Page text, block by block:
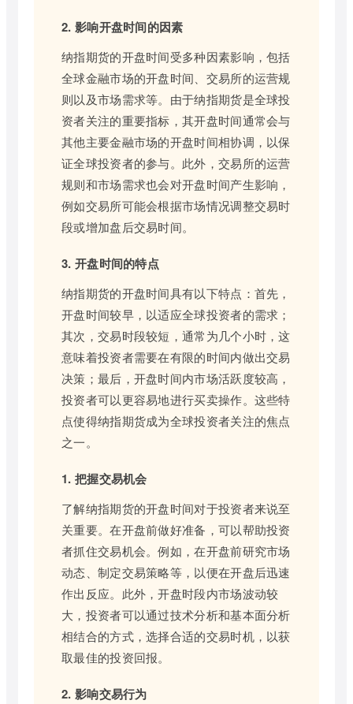
2. 影响开盘时间的因素
纳指期货的开盘时间受多种因素影响，包括
全球金融市场的开盘时间、交易所的运营规
则以及市场需求等。由于纳指期货是全球投
资者关注的重要指标，其开盘时间通常会与
其他主要金融市场的开盘时间相协调，以保
证全球投资者的参与。此外，交易所的运营
规则和市场需求也会对开盘时间产生影响，
例如交易所可能会根据市场情况调整交易时
段或增加盘后交易时间。
3. 开盘时间的特点
纳指期货的开盘时间具有以下特点：首先，
开盘时间较早，以适应全球投资者的需求；
其次，交易时段较短，通常为几个小时，这
意味着投资者需要在有限的时间内做出交易
决策；最后，开盘时间内市场活跃度较高，
投资者可以更容易地进行买卖操作。这些特
点使得纳指期货成为全球投资者关注的焦点
之一。
1. 把握交易机会
了解纳指期货的开盘时间对于投资者来说至
关重要。在开盘前做好准备，可以帮助投资
者抓住交易机会。例如，在开盘前研究市场
动态、制定交易策略等，以便在开盘后迅速
作出反应。此外，开盘时段内市场波动较
大，投资者可以通过技术分析和基本面分析
相结合的方式，选择合适的交易时机，以获
取最佳的投资回报。
2. 影响交易行为